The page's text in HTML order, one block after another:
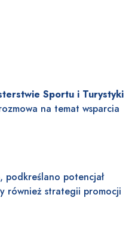
Sportu i Turystyki
na temat wsparcia
, podkreślano potencjał
również strategii promocji